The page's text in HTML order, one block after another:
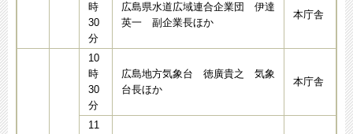
時
30
分
広島県水道広域連合企業団 伊達
英一 副企業長ほか
本庁舎
10
時
30
分
広島地方気象台 徳廣貴之 気象
台長ほか
本庁舎
11